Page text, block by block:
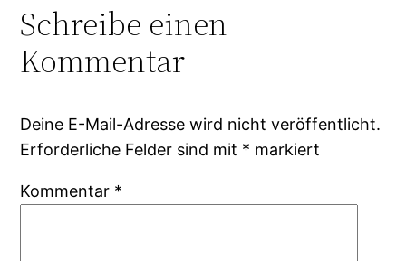
Schreibe einen
Kommentar
Deine E-Mail-Adresse wird nicht veröffentlicht.
Erforderliche Felder sind mit * markiert
Kommentar *